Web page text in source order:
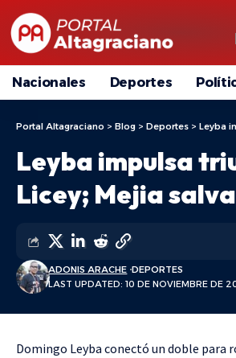
Nacionales Deportes
Portal Altagraciano > Blog > Deportes > Leyba
Leyba impulsa
Licey; Mejia salva
LAST UPDATED: 10 DE NOVIEMBRE DE
ADONIS ARACHE DEPORTES
Domingo Leyba conectó un doble para